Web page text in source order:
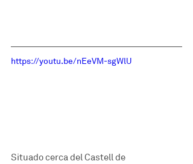
https://youtu.be/nEeVM-sgWlU
Situado cerca del Castell de